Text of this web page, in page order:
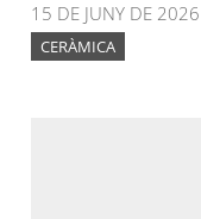
15 DE JUNY DE 2026
CERÀMICA